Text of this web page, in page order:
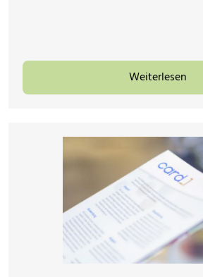
Weiterlesen